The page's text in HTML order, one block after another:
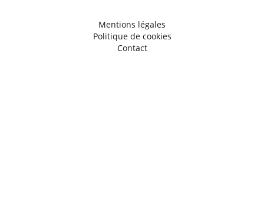
Mentions légales
Politique de cookies
Contact